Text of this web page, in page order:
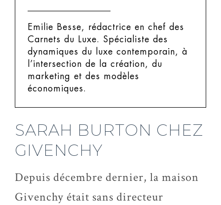
Emilie Besse, rédactrice en chef des
Carnets du Luxe.
Spécialiste des
dynamiques du luxe contemporain, à
l’intersection de la création, du
marketing et des modèles
économiques.
SARAH BURTON CHEZ
GIVENCHY
Depuis décembre dernier, la maison
Givenchy était sans directeur